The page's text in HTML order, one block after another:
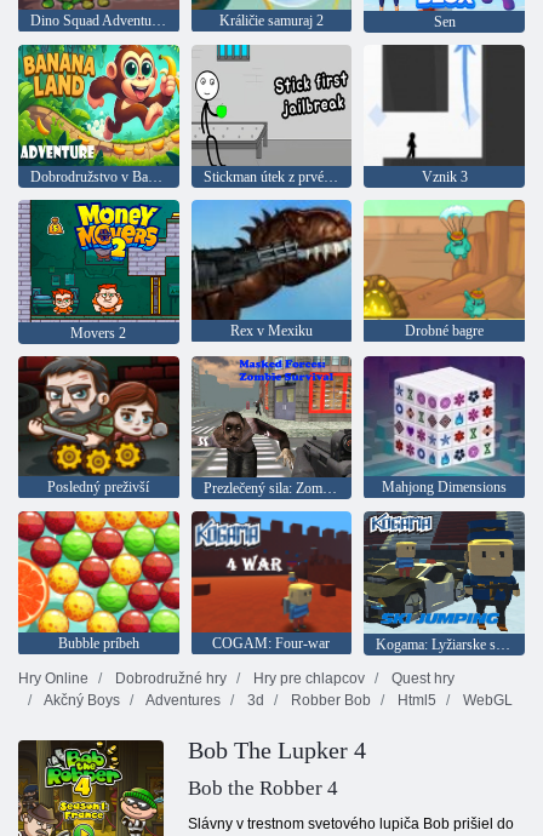
Dino Squad Adventure 3 Králičie samuraj 2 Sen
Dobrodružstvo v Banánovej krajine Stickman útek z prvého väzenia Vznik 3
Movers 2 Rex v Mexiku Drobné bagre
Posledný preživší Prezlečený sila: Zombie Survival Mahjong Dimensions
Bubble príbeh COGAM: Four-war
Kogama: Lyžiarske skoky!
Hry Online
Dobrodružné hry Hry pre chlapcov
Quest hry
Akčný Boys
Adventures 3d Robber Bob Html5 WebGL
Bob The Lupker 4
Bob the Robber 4
Slávny v trestnom svetového lupiča Bob prišiel do